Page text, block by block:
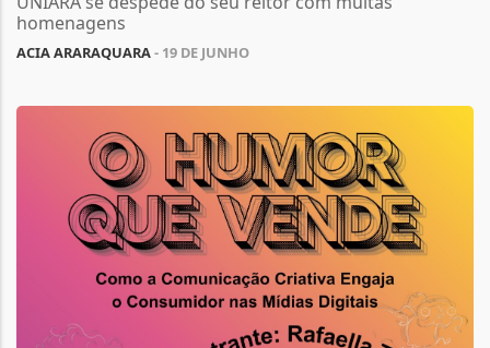
homenagens
ACIA ARARAQUARA- 19 DE JUNHO